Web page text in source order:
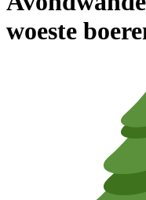
woeste